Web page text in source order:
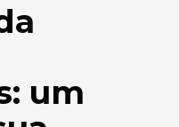
um